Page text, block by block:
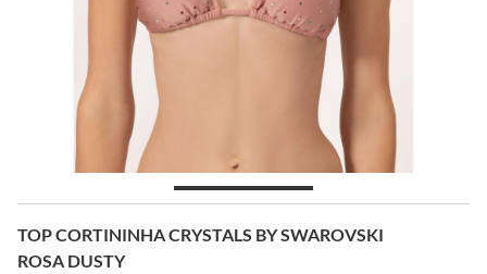
TOP CORTININHA CRYSTALS BY SWAROVSKI
ROSA DUSTY